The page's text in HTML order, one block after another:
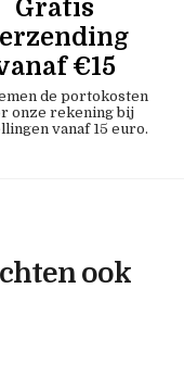
Gratis
€15
de portokosten
onze rekening bij
vanaf 15 euro.
ook